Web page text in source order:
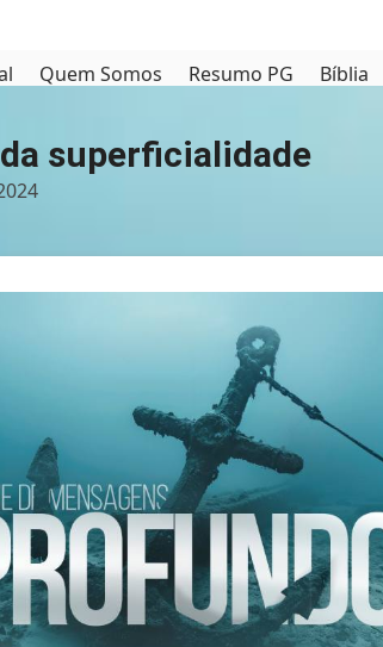
Quem Somos Resumo PG Bíblia
superficialidade